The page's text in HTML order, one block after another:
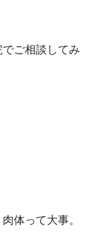
ご相談してみ
体って大事。